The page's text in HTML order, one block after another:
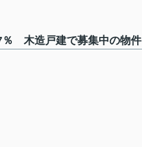
木造戸建で募集中の物件